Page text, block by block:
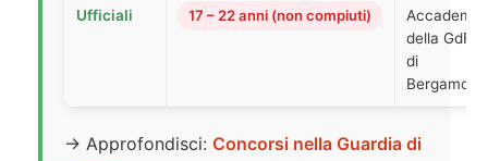
Ufficiali 17 – 22 anni (non compiuti)
Accademia
della GdF
di
Bergamo
→ Approfondisci: Concorsi nella Guardia di